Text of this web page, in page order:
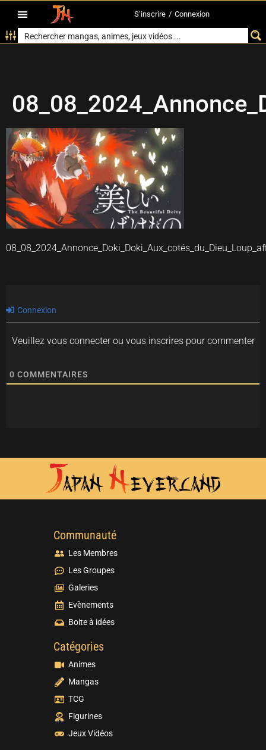
S’inscrire / Connexion
Connexion
Veuillez vous connecter ou vous inscrires pour commenter
0 COMMENTAIRES
Communauté
Les Membres
Les Groupes
Galeries
Evènements
Boite à idées
Catégories
Animes
Mangas
TCG
Figurines
Jeux Vidéos